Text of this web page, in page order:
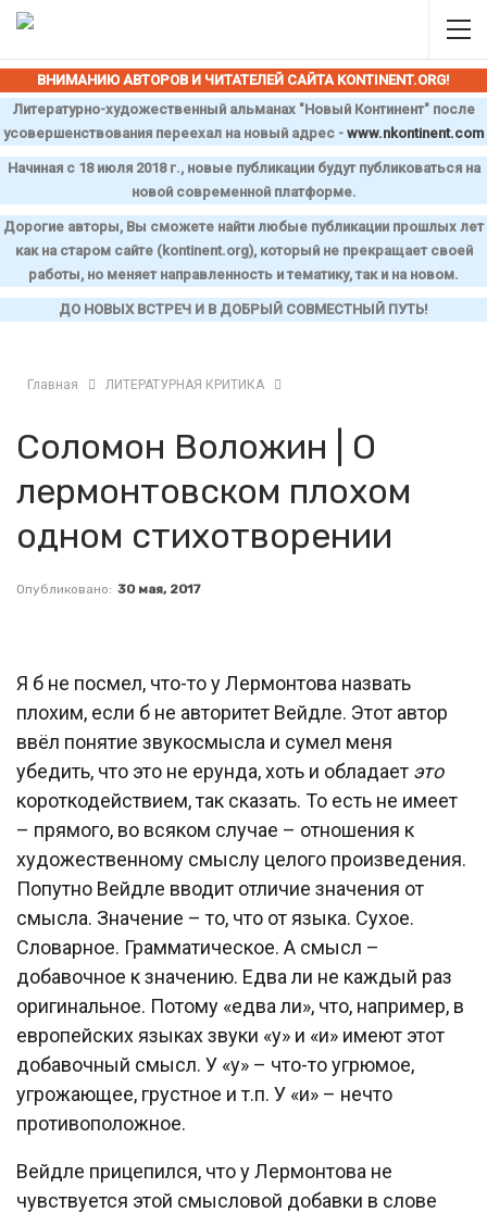
ВНИМАНИЮ АВТОРОВ И ЧИТАТЕЛЕЙ САЙТА KONTINENT.ORG!
Литературно-художественный альманах "Новый Континент" после
усовершенствования переехал на новый адрес - www.nkontinent.com
Начиная с 18 июля 2018 г., новые публикации будут публиковаться на
новой современной платформе.
Дорогие авторы, Вы сможете найти любые публикации прошлых лет
как на старом сайте (kontinent.org), который не прекращает своей
работы, но меняет направленность и тематику, так и на новом.
ДО НОВЫХ ВСТРЕЧ И В ДОБРЫЙ СОВМЕСТНЫЙ ПУТЬ!
Главная ЛИТЕРАТУРНАЯ КРИТИКА
Соломон Воложин | О
лермонтовском плохом
одном стихотворении
Опубликовано: 30 мая, 2017
Я б не посмел, что-то у Лермонтова назвать
плохим, если б не авторитет Вейдле. Этот автор
ввёл понятие звукосмысла и сумел меня
убедить, что это не ерунда, хоть и обладает это
короткодействием, так сказать. То есть не имеет
– прямого, во всяком случае – отношения к
художественному смыслу целого произведения.
Попутно Вейдле вводит отличие значения от
смысла. Значение – то, что от языка. Сухое.
Словарное. Грамматическое. А смысл –
добавочное к значению. Едва ли не каждый раз
оригинальное. Потому «едва ли», что, например, в
европейских языках звуки «у» и «и» имеют этот
добавочный смысл. У «у» – что-то угрюмое,
угрожающее, грустное и т.п. У «и» – нечто
противоположное.
Вейдле прицепился, что у Лермонтова не
чувствуется этой смысловой добавки в слове